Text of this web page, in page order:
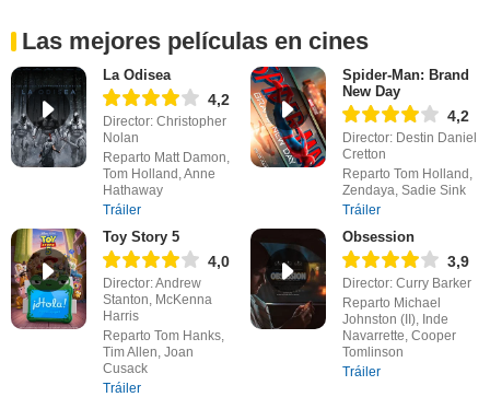
Las mejores películas en cines
La Odisea
4,2
Director: Christopher
Nolan
Reparto Matt Damon,
Tom Holland, Anne
Hathaway
Tráiler
Spider-Man: Brand
New Day
4,2
Director: Destin Daniel
Cretton
Reparto Tom Holland,
Zendaya, Sadie Sink
Tráiler
Toy Story 5
4,0
Director: Andrew
Stanton, McKenna
Harris
Reparto Tom Hanks,
Tim Allen, Joan
Cusack
Tráiler
Obsession
3,9
Director: Curry Barker
Reparto Michael
Johnston (II), Inde
Navarrette, Cooper
Tomlinson
Tráiler